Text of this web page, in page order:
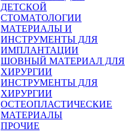
ДЕТСКОЙ
СТОМАТОЛОГИИ
МАТЕРИАЛЫ И
ИНСТРУМЕНТЫ ДЛЯ
ИМПЛАНТАЦИИ
ШОВНЫЙ МАТЕРИАЛ ДЛЯ
ХИРУРГИИ
ИНСТРУМЕНТЫ ДЛЯ
ХИРУРГИИ
ОСТЕОПЛАСТИЧЕСКИЕ
МАТЕРИАЛЫ
ПРОЧИЕ